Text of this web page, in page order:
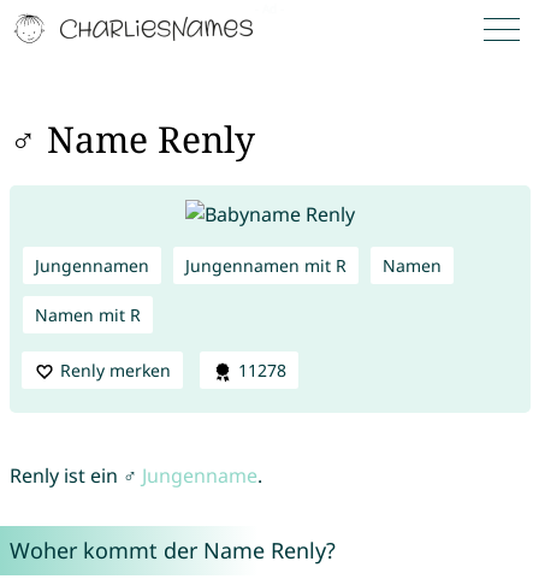
♂ Name Renly
Jungennamen Jungennamen mit R Namen
Namen mit R
Renly merken 11278
Renly ist ein ♂ Jungenname.
Woher kommt der Name Renly?